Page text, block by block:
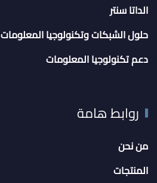
الداتا سنتر
حلول الشبكات وتكنولوجيا المعلومات
دعم تكنولوجيا المعلومات
روابط هامة
من نحن
المنتجات